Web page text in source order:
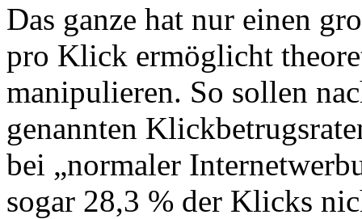
Das ganze hat nur einen
pro Klick ermöglicht
manipulieren. So sollen
genannten
bei „normaler
sogar 28,3 % der Klicks